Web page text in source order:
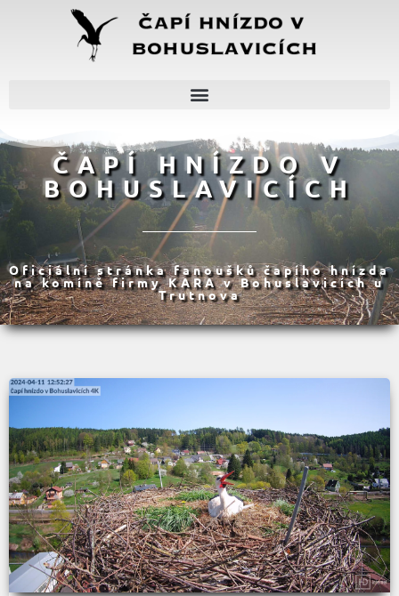
ČAPÍ HNÍZDO V
BOHUSLAVICÍCH
Oficiální stránka fanoušků čapího hnízda
na komíně firmy KARA v Bohuslavicích u
Trutnova